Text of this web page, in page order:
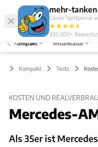
mehr-tanken
Clever Spritpreise
★★★★★
★
335.000+
Kompakt Mittelklasse
Kompakt Tests
KOSTEN UND
Mercedes-
Als 35er ist